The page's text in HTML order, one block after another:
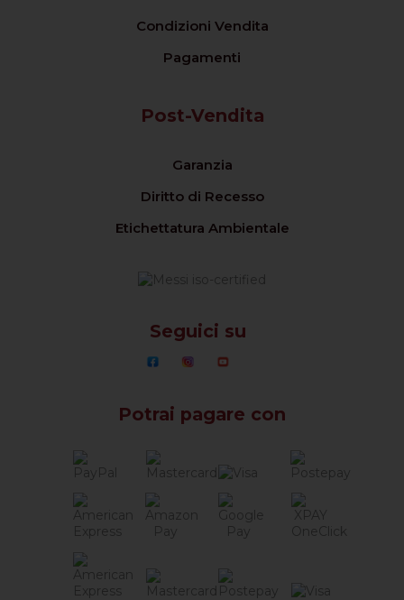
Condizioni Vendita
Pagamenti
Post-Vendita
Garanzia
Diritto di Recesso
Etichettatura Ambientale
Seguici su
Potrai pagare con